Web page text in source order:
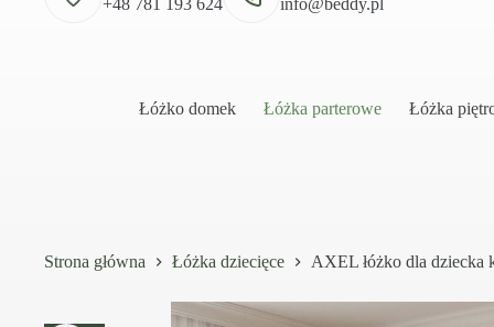
+48 781 193 624
info@beddy.pl
Łóżko domek Łóżka parterowe Łóżka
Strona główna Łóżka dziecięce AXEL łóżko dla dziecka